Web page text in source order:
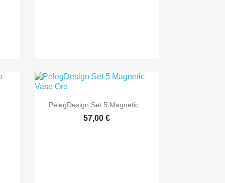
 Anteprima
PelegDesign Set 5 Magnetic...
57,00 €